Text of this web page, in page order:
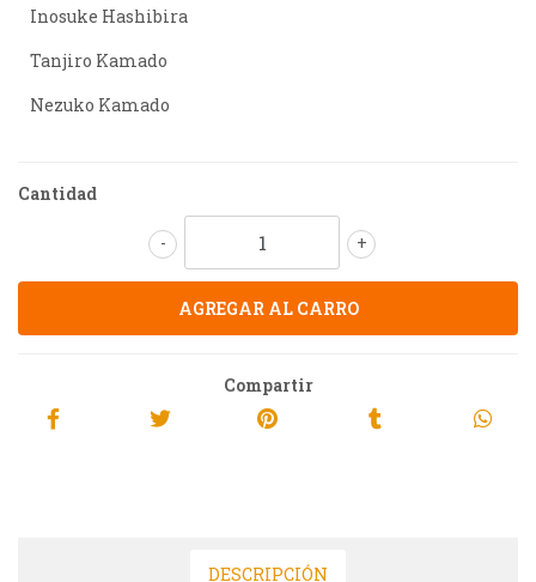
Inosuke Hashibira
Tanjiro Kamado
Nezuko Kamado
Cantidad
+
-
Compartir
DESCRIPCIÓN